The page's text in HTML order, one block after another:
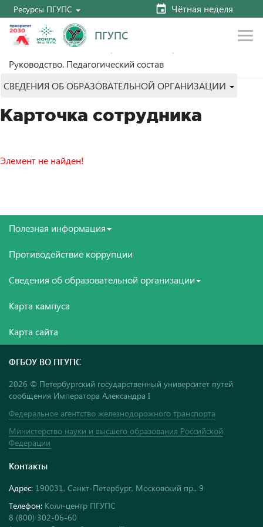
Ресурсы ПГУПС Чётная неделя
ПГУПС
Главная Сведения об образовательной организации
Руководство. Педагогический состав
СВЕДЕНИЯ ОБ ОБРАЗОВАТЕЛЬНОЙ ОРГАНИЗАЦИИ
Карточка сотрудника
Элемент не найден!
Полезная информация
Противодействие коррупции
Сведения об образовательной организации
Карта кампуса
Карта сайта
ФГБОУ ВО ПГУПС
2026 © Петербургский государственный университет путей
сообщения Императора Александра I
Федеральное агентство железнодорожного транспорта
Министерство науки и высшего образования Российской
Федерации
Контакты
Адрес: 190031, Санкт-Петербург, Московский пр., 9
Телефон: Колл-центр ПГУПС
8 (800) 302-06-60